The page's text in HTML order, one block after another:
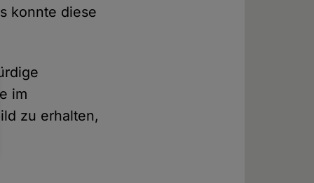
konnte diese
im
zu erhalten,